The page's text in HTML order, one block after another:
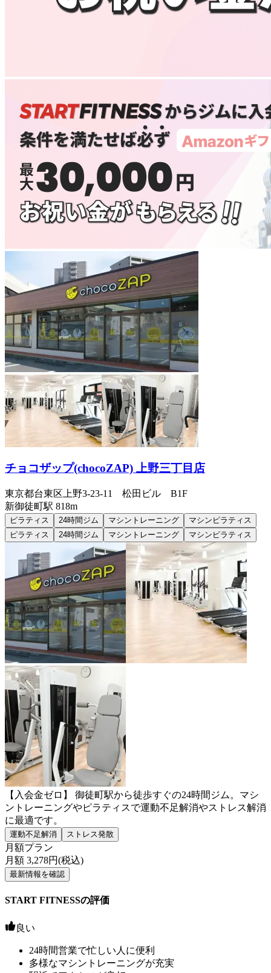
チョコザップ(chocoZAP) 上野三丁目店
東京都台東区上野3-23-11 松田ビル B1F
新御徒町駅 818m
ピラティス 24時間ジム マシントレーニング
マシンピラティス
ピラティス
24時間ジム マシントレーニング マシンピラティス
【入会金ゼロ】 御徒町駅から徒歩すぐの24時間ジム。マシ
ントレーニングやピラティスで運動不足解消やストレス解消
に最適です。
運動不足解消 ストレス発散
月額プラン
月額 3,278円(税込)
最新情報を確認
START FITNESSの評価
良い
24時間営業で忙しい人に便利
多様なマシントレーニングが充実